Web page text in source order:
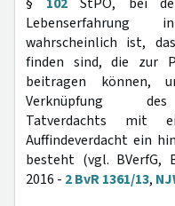
wahrscheinlich ist,
finden sind, die zur
beitragen können,
Verknüpfung des
Tatverdachts mit
Auffindeverdacht ein
besteht (vgl. BVerfG,
2016 - 2 BvR 1361/13,